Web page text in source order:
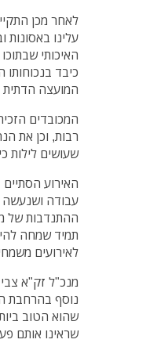
לאחר מכן
עלינו
האיכותי
כיבד
המועצה הדתית
המכובדים
רבות, וכן את
שעושים לילות
האירוע
עבודה
ההתנדבות של
תמיד שמחה
לאירועים
מנכ"ל זק"א
נוסף בהרחבת
שהוא הטוב
שראינו אותם